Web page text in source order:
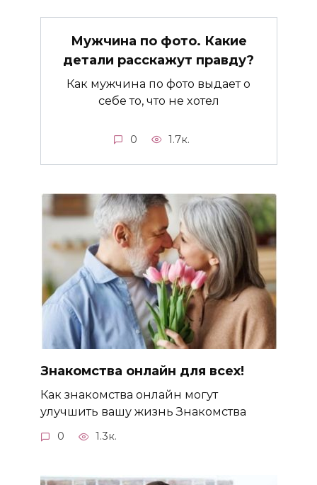
Мужчина по фото. Какие
детали расскажут правду?
Как мужчина по фото выдает о
себе то, что не хотел
0 1.7к.
Знакомства онлайн для всех!
Как знакомства онлайн могут
улучшить вашу жизнь Знакомства
0 1.3к.